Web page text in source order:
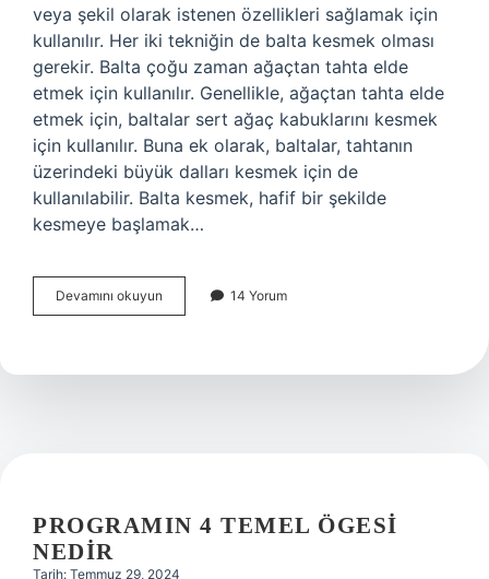
veya şekil olarak istenen özellikleri sağlamak için
kullanılır. Her iki tekniğin de balta kesmek olması
gerekir. Balta çoğu zaman ağaçtan tahta elde
etmek için kullanılır. Genellikle, ağaçtan tahta elde
etmek için, baltalar sert ağaç kabuklarını kesmek
için kullanılır. Buna ek olarak, baltalar, tahtanın
üzerindeki büyük dalları kesmek için de
kullanılabilir. Balta kesmek, hafif bir şekilde
kesmeye başlamak…
Devamını okuyun
kesmek
14 Yorum
PROGRAMIN 4 TEMEL ÖGESI
NEDIR
Tarih: Temmuz 29, 2024